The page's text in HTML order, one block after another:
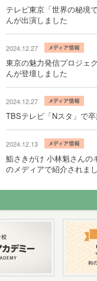
テレビ東京「世界の秘境
んが出演しました
2024.12.27
東京の魅力発信プロジェ
んが登壇しました
2024.12.27
TBSテレビ「Nスタ」で
2024.12.13
鮨さきがけ 小林魁さんの
のメディアで紹介されま